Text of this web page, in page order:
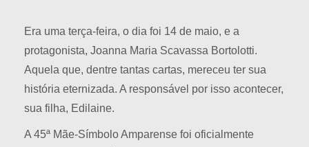
Era uma terça-feira, o dia foi 14 de maio, e a
protagonista, Joanna Maria Scavassa Bortolotti.
Aquela que, dentre tantas cartas, mereceu ter sua
história eternizada. A responsável por isso acontecer,
sua filha, Edilaine.
A 45ª Mãe-Símbolo Amparense foi oficialmente